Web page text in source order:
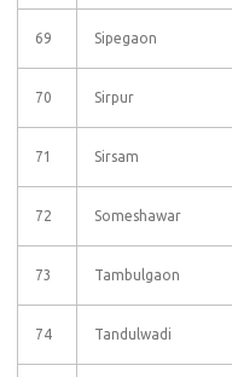
69 Sipegaon
70 Sirpur
71 Sirsam
72 Someshawar
73 Tambulgaon
74 Tandulwadi